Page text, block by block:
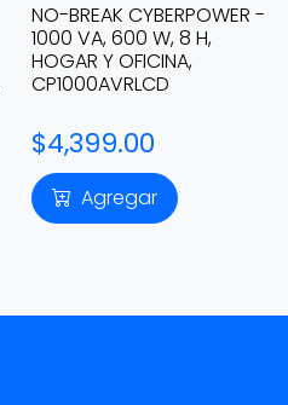
NO-BREAK CYBERPOWER -
1000 VA, 600 W, 8 H,
HOGAR Y OFICINA,
CP1000AVRLCD
$4,399.00
Agregar